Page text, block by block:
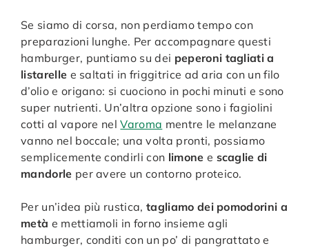
Se siamo di corsa, non perdiamo tempo con
preparazioni lunghe. Per accompagnare questi
hamburger, puntiamo su dei peperoni tagliati a
listarelle e saltati in friggitrice ad aria con un filo
d’olio e origano: si cuociono in pochi minuti e sono
super nutrienti. Un’altra opzione sono i fagiolini
cotti al vapore nelVaroma mentre le melanzane
vanno nel boccale; una volta pronti, possiamo
semplicemente condirli con limone e scaglie di
mandorle per avere un contorno proteico.
Per un’idea più rustica, tagliamo dei pomodorini a
metà e mettiamoli in forno insieme agli
hamburger, conditi con un po’ di pangrattato e